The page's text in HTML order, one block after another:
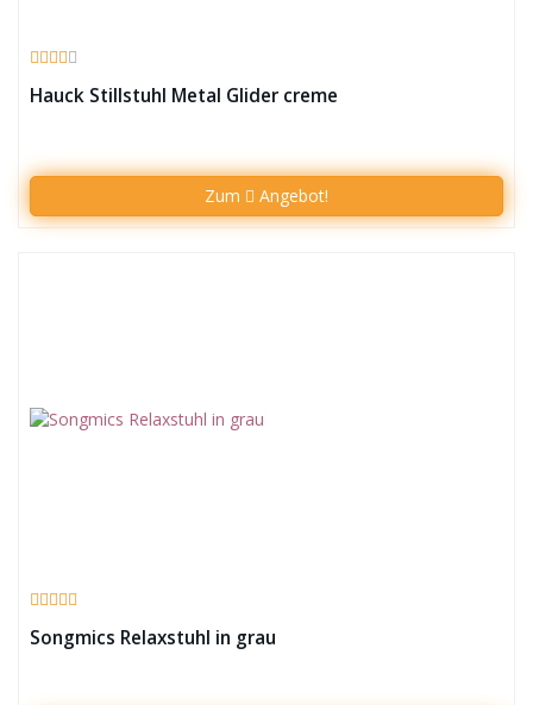
Hauck Stillstuhl Metal Glider creme
Zum Angebot!
Songmics Relaxstuhl in grau